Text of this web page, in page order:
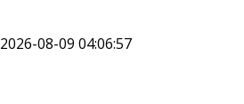
2026-08-09 04:06:57